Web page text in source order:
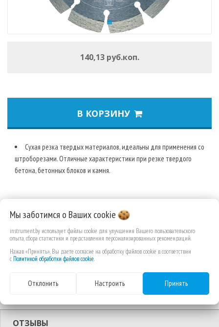
140,13 руб.коп.
В КОРЗИНУ
Сухая резка твердых материалов, идеальны для применения со
штроборезами. Отличные характеристики при резке твердого
бетона, бетонных блоков и камня.
ОТЗЫВЫ
Мы заботимся о Вашихcookie
instrument.by использует файлы cookie для улучшения Вашего пользовательского
опыта, сбора статистики и представления персонализированных рекомендаций.
Нажав «Принять», Вы даете согласие на обработку файлов cookie в соответствии
с Политикой обработки файлов cookie.
Отклонить Настроить Принять